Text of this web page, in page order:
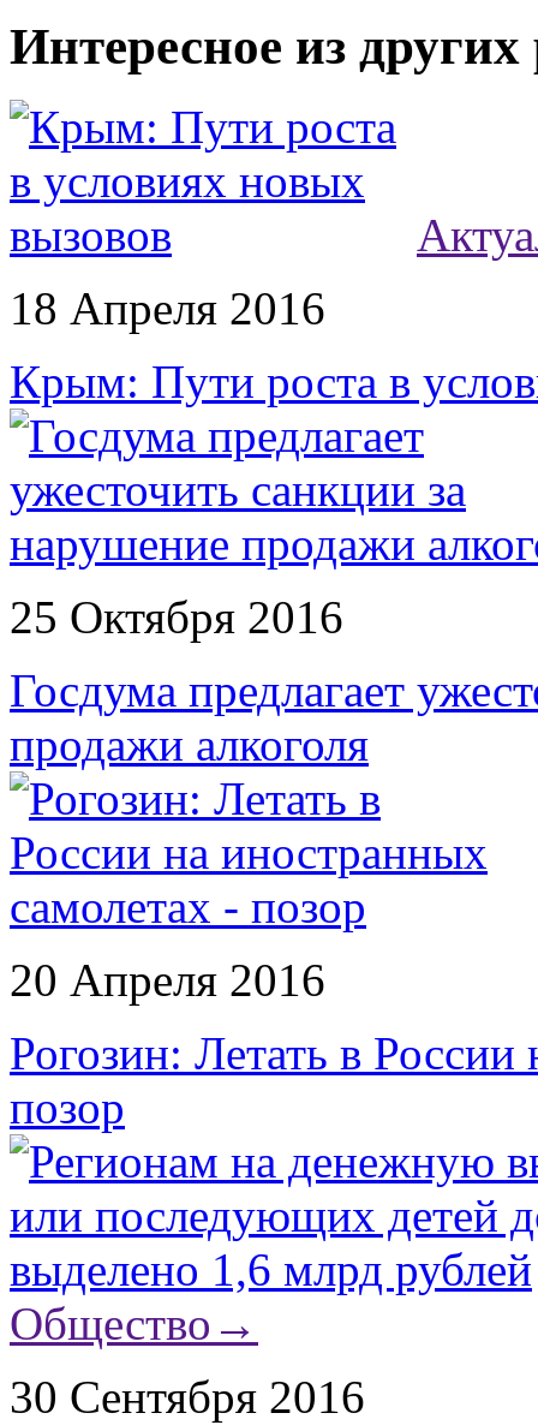
Интересное из
18 Апреля 2016
Крым: Пути роста в
25 Октября 2016
Госдума предлагает
продажи алкоголя
20 Апреля 2016
Рогозин: Летать в
позор
Общество →
30 Сентября 2016